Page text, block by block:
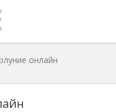
онлайн